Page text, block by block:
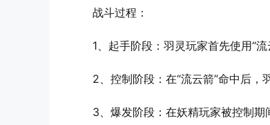
战斗过程 ：
1、 起手阶段 ：羽灵玩家首先使用“
2、 控制阶段 ：在“流云箭”命中后
3、 爆发阶段 ：在妖精玩家被控制